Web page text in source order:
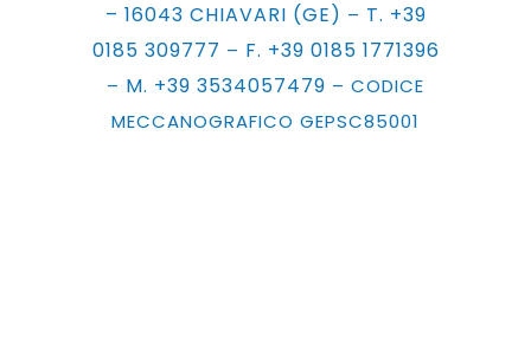
– 16043 CHIAVARI (GE) – T. +39
0185 309777 – F. +39 0185 1771396
– M. +39 3534057479 – CODICE
MECCANOGRAFICO GEPSC85001